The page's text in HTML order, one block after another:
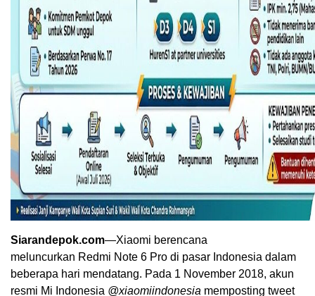
Siarandepok.com—Xiaomi berencana
meluncurkan Redmi Note 6 Pro di pasar Indonesia dalam
beberapa hari mendatang. Pada 1 November 2018, akun
resmi Mi Indonesia @xiaomiindonesia memposting tweet